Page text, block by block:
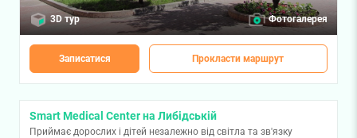
3D тур Фотогалерея
Записатися Прокласти маршрут
Smart Medical Center на Либідській
Приймає дорослих і дітей незалежно від світла та зв'язку